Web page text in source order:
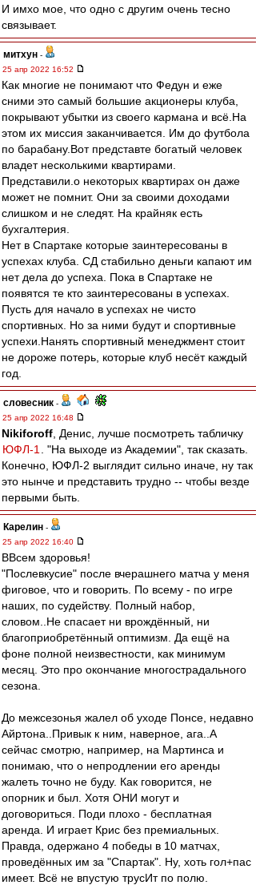
И имхо мое, что одно с другим очень тесно
связывает.
митхун -
25 апр 2022 16:52
Как многие не понимают что Федун и еже
сними это самый большие акционеры клуба,
покрывают убытки из своего кармана и всё.На
этом их миссия заканчивается. Им до футбола
по барабану.Вот представте богатый человек
владет несколькими квартирами.
Представили.о некоторых квартирах он даже
может не помнит. Они за своими доходами
слишком и не следят. На крайняк есть
бухгалтерия.
Нет в Спартаке которые заинтересованы в
успехах клуба. СД стабильно деньги капают им
нет дела до успеха. Пока в Спартаке не
появятся те кто заинтересованы в успехах.
Пусть для начало в успехах не чисто
спортивных. Но за ними будут и спортивные
успехи.Нанять спортивный менеджмент стоит
не дороже потерь, которые клуб несёт каждый
год.
словесник -
25 апр 2022 16:48
Nikiforoff , Денис, лучше посмотреть табличку
ЮФЛ-1
. "На выходе из Академии", так сказать.
Конечно, ЮФЛ-2 выглядит сильно иначе, ну так
это нынче и представить трудно -- чтобы везде
первыми быть.
Карелин -
25 апр 2022 16:40
ВВсем здоровья!
"Послевкусие" после вчерашнего матча у меня
фиговое, что и говорить. По всему - по игре
наших, по судейству. Полный набор,
словом..Не спасает ни врождённый, ни
благоприобретённый оптимизм. Да ещё на
фоне полной неизвестности, как минимум
месяц. Это про окончание многострадального
сезона.
До межсезонья жалел об уходе Понсе, недавно
Айртона..Привык к ним, наверное, ага..А
сейчас смотрю, например, на Мартинса и
понимаю, что о непродлении его аренды
жалеть точно не буду. Как говорится, не
опорник и был. Хотя ОНИ могут и
договориться. Поди плохо - бесплатная
аренда. И играет Крис без премиальных.
Правда, одержано 4 победы в 10 матчах,
проведённых им за "Спартак". Ну, хоть гол+пас
имеет. Всё не впустую трусИт по полю.